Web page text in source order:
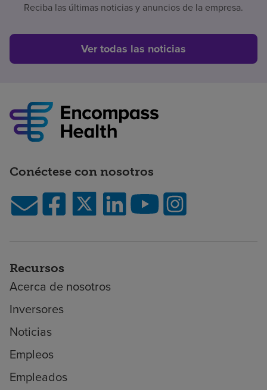
Reciba las últimas noticias y anuncios de la empresa.
Ver todas las noticias
Conéctese con nosotros
Recursos
Acerca de nosotros
Inversores
Noticias
Empleos
Empleados